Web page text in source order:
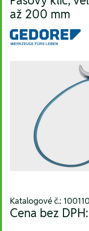
až 200 mm
Katalogové č.:
Cena bez DPH: